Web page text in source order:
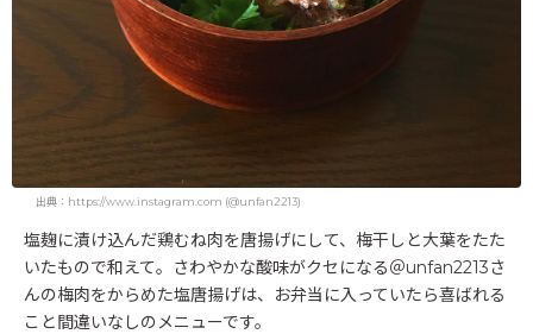
出典：https://www.instagram.com (@unfan2213)
塩麹に漬け込んだ鶏むね肉を唐揚げにして、梅干しと大葉をたた
いたもので和えて。さわやかな酸味がクセになる＠unfan2213さ
んの梅肉をからめた塩唐揚げは、お弁当に入っていたら喜ばれる
こと間違いなしのメニューです。